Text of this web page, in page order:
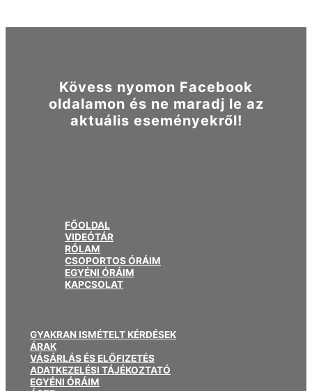
Kövess nyomon Facebook
oldalamon és ne maradj le az
aktuális eseményekről!
FŐOLDAL
VIDEÓTÁR
RÓLAM
CSOPORTOS ÓRÁIM
EGYÉNI ÓRÁIM
KAPCSOLAT
GYAKRAN ISMÉTELT KÉRDÉSEK
ÁRAK
VÁSÁRLÁS ÉS ELŐFIZETÉS
ADATKEZELÉSI TÁJÉKOZTATÓ
EGYÉNI ÓRÁIM